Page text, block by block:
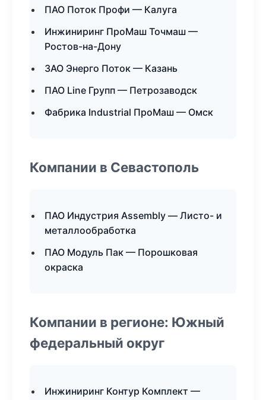
ПАО Поток Профи — Калуга
Инжиниринг ПроМаш Точмаш —
Ростов-на-Дону
ЗАО Энерго Поток — Казань
ПАО Line Групп — Петрозаводск
Фабрика Industrial ПроМаш — Омск
Компании в Севастополь
ПАО Индустрия Assembly — Листо- и
металлообработка
ПАО Модуль Пак — Порошковая
окраска
Компании в регионе: Южный
федеральный округ
Инжиниринг Контур Комплект —